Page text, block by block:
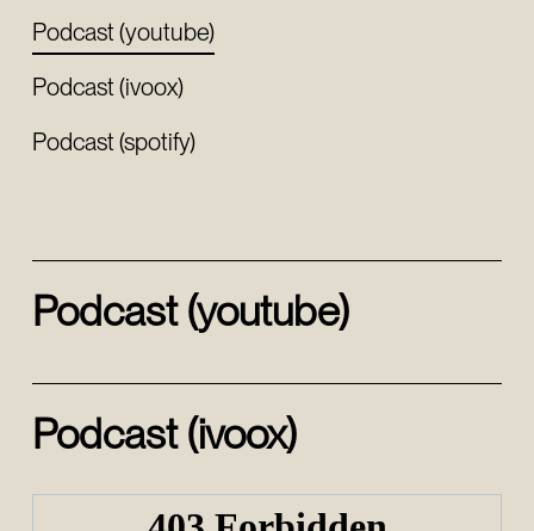
Podcast (youtube)
Podcast (ivoox)
Podcast (spotify)
Podcast (youtube)
Podcast (ivoox)